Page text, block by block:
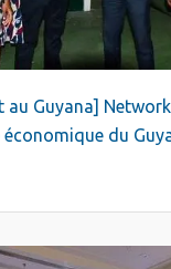
au Guyana]
du